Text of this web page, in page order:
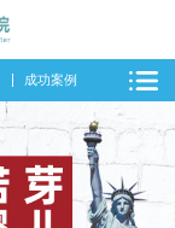
成功案例